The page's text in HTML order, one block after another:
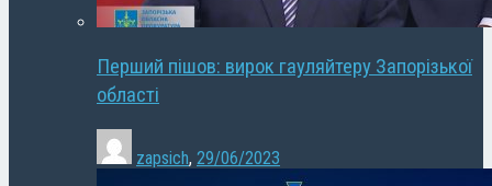
Перший пішов: вирок гауляйтеру Запорізької
області
zapsich, 29/06/2023